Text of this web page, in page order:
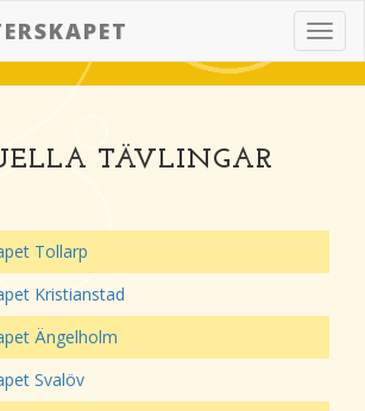
TÄVLINGAR
Tollarp
Kristianstad
Ängelholm
Svalöv